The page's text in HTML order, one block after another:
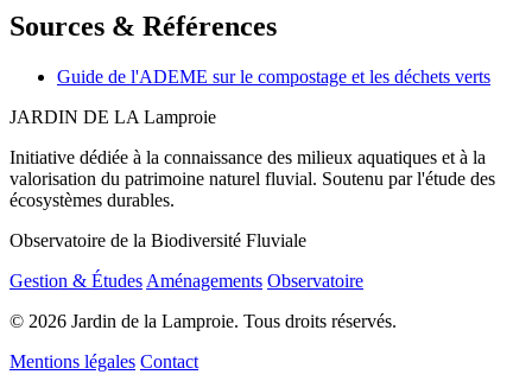
Sources & Références
Guide de l'ADEME sur le compostage et les déchets verts
JARDIN DE LA Lamproie
Initiative dédiée à la connaissance des milieux aquatiques et à la
valorisation du patrimoine naturel fluvial. Soutenu par l'étude des
écosystèmes durables.
Observatoire de la Biodiversité Fluviale
Gestion & Études Aménagements Observatoire
© 2026 Jardin de la Lamproie. Tous droits réservés.
Mentions légales Contact